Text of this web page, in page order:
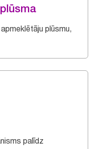
plūsmu,
palīdz